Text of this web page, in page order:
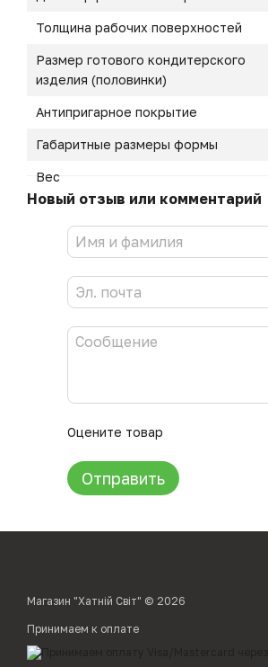
Толщина рабочих поверхностей
Размер готового кондитерского
изделия (половинки)
Антипригарное покрытие
Габаритные размеры формы
Вес
Новый отзыв или комментарий
Оцените товар
Отправить
Магазин "Хатній Світ" © 2026
Принимаем к оплате